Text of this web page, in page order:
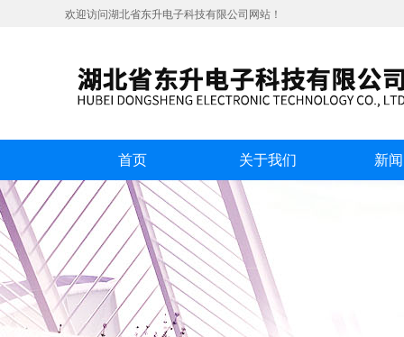
欢迎访问湖北省东升电子科技有限公司网站！
首页 关于我们 新